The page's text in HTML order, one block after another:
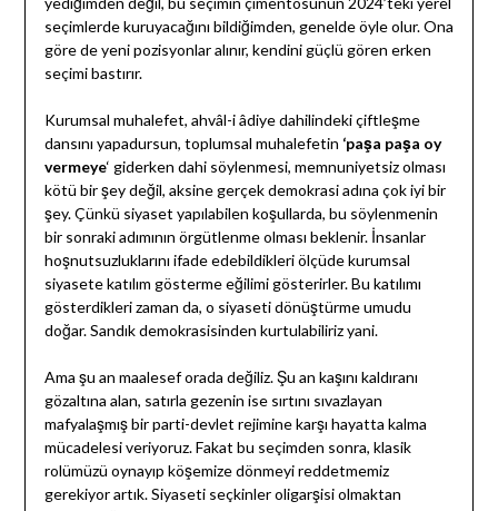
seçimlerde kuruyacağını bildiğimden, genelde öyle olur. Ona
göre de yeni pozisyonlar alınır, kendini güçlü gören erken
seçimi bastırır.
Kurumsal muhalefet, ahvâl-i âdiye dahilindeki çiftleşme
dansını yapadursun, toplumsal muhalefetin ‘paşa paşa oy
vermeye‘ giderken dahi söylenmesi, memnuniyetsiz olması
kötü bir şey değil, aksine gerçek demokrasi adına çok iyi bir
şey. Çünkü siyaset yapılabilen koşullarda, bu söylenmenin
bir sonraki adımının örgütlenme olması beklenir. İnsanlar
hoşnutsuzluklarını ifade edebildikleri ölçüde kurumsal
siyasete katılım gösterme eğilimi gösterirler. Bu katılımı
gösterdikleri zaman da, o siyaseti dönüştürme umudu
doğar. Sandık demokrasisinden kurtulabiliriz yani.
Ama şu an maalesef orada değiliz. Şu an kaşını kaldıranı
gözaltına alan, satırla gezenin ise sırtını sıvazlayan
mafyalaşmış bir parti-devlet rejimine karşı hayatta kalma
mücadelesi veriyoruz. Fakat bu seçimden sonra, klasik
rolümüzü oynayıp köşemize dönmeyi reddetmemiz
gerekiyor artık. Siyaseti seçkinler oligarşisi olmaktan